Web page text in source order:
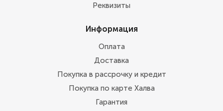
Реквизиты
Информация
Оплата
Доставка
Покупка в рассрочку и кредит
Покупка по карте Халва
Гарантия